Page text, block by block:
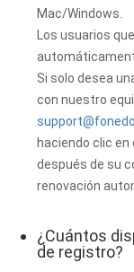
Mac/Windows.
Los usuarios
Si solo desea
con nuestro
haciendo clic
después de su
renovación
¿Cuántos
de registro?